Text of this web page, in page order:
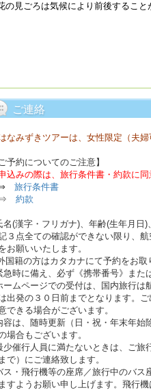
の見ごろは気候により前後すること
ご連絡
なみずきツアーは、女性限定（夫婦
ご予約についてのご注意】
込みの際は、旅行条件書・約款に
旅行条件書
約款
名(漢字・フリガナ)、年齢(生年月日)
３点全ての確認ができない限り、
お願いいたします。
国籍の方はカタカナにて予約をお取
急時に備え、必ず《携帯番号》また
ームページでの受付は、国内旅行は
出発の３０日前までとなります。
できる場合がございます。
容は、随時更新（日・祝・年末年始
場合もございます。
少催行人員に満たないときは、ご旅
で）にご連絡致します。
ス・飛行機等の座席／旅行中のバス
すようお願い申し上げます。飛行